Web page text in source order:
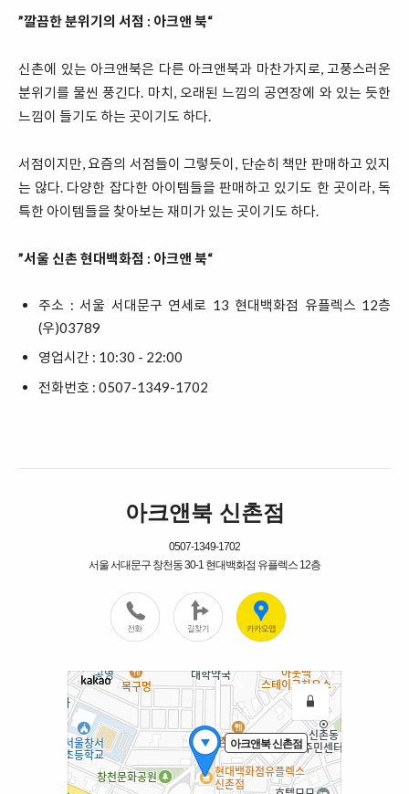
”깔끔한 분위기의 서점 : 아크앤 북“
신촌에 있는 아크앤북은 다른 아크앤북과 마찬가지로, 고풍스러운
분위기를 물씬 풍긴다. 마치, 오래된 느낌의 공연장에 와 있는 듯한
느낌이 들기도 하는 곳이기도 하다.
서점이지만, 요즘의 서점들이 그렇듯이, 단순히 책만 판매하고 있지
는 않다. 다양한 잡다한 아이템들을 판매하고 있기도 한 곳이라, 독
특한 아이템들을 찾아보는 재미가 있는 곳이기도 하다.
”서울 신촌 현대백화점 : 아크앤 북“
주소 : 서울 서대문구 연세로 13 현대백화점 유플렉스 12층
(우)03789
영업시간 : 10:30 - 22:00
전화번호 : 0507-1349-1702